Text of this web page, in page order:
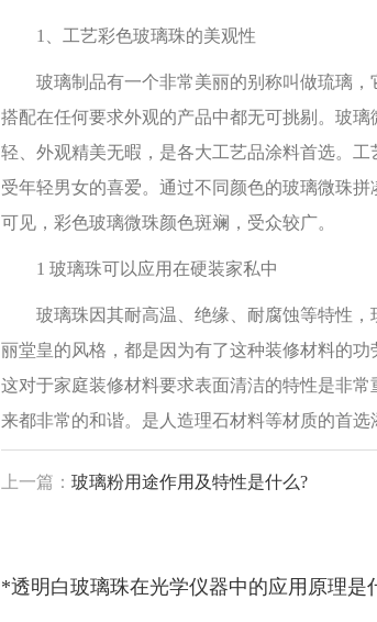
1、工艺彩色玻璃珠的美观性
玻璃制品有一个非常美丽的别称叫做琉璃，
搭配在任何要求外观的产品中都无可挑剔。玻
轻、外观精美无暇，是各大工艺品涂料首选。
受年轻男女的喜爱。通过不同颜色的玻璃微珠
可见，彩色玻璃微珠颜色斑斓，受众较广。
1 玻璃珠可以应用在硬装家私中
玻璃珠因其耐高温、绝缘、耐腐蚀等特性，
丽堂皇的风格，都是因为有了这种装修材料的
这对于家庭装修材料要求表面清洁的特性是非
来都非常的和谐。是人造理石材料等材质的首选
上一篇： 玻璃粉用途作用及特性是什么?
*透明白玻璃珠在光学仪器中的应用原理是